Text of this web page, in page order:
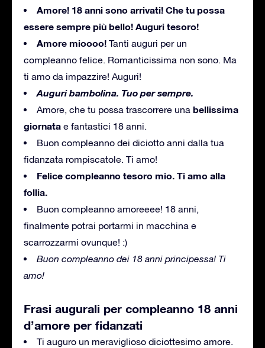
Amore! 18 anni sono arrivati! Che tu possa
essere sempre più bello! Auguri tesoro!
Amore mioooo! Tanti auguri per un
compleanno felice. Romanticissima non sono. Ma
ti amo da impazzire! Auguri!
Auguri bambolina. Tuo per sempre.
Amore, che tu possa trascorrere una bellissima
giornata e fantastici 18 anni.
Buon compleanno dei diciotto anni dalla tua
fidanzata rompiscatole. Ti amo!
Felice compleanno tesoro mio. Ti amo alla
follia.
Buon compleanno amoreeee! 18 anni,
finalmente potrai portarmi in macchina e
scarrozzarmi ovunque! :)
Buon compleanno dei 18 anni principessa! Ti
amo!
Frasi augurali per compleanno 18 anni
d’amore per fidanzati
Ti auguro un meraviglioso diciottesimo amore.